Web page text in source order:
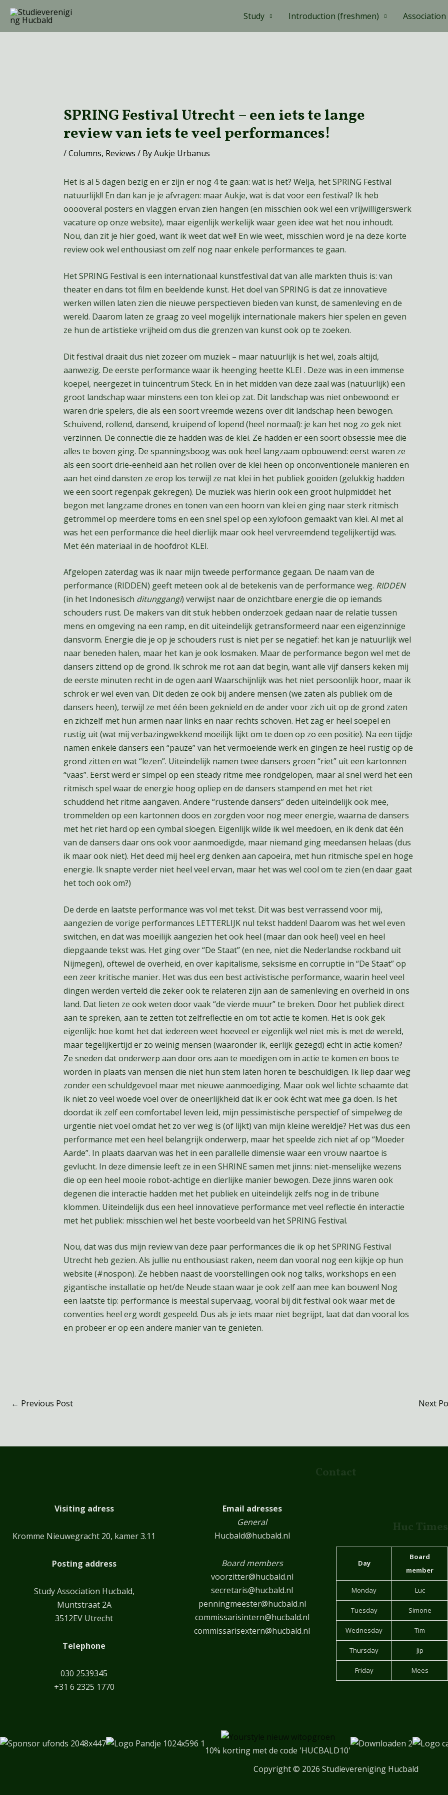
Skip
content
Study Introduction (freshmen) Association
SPRING Festival Utrecht – een iets te lange
review van iets te veel performances!
/Columns, Reviews / ByAukje Urbanus
Het is al 5 dagen bezig en er zijn er nog 4 te gaan: wat is het? Welja, het SPRING Festival
natuurlijk!! En dan kan je je afvragen: maar Aukje, wat is dat voor een festival? Ik heb
ooooveral posters en vlaggen ervan zien hangen (en misschien ook wel een vrijwilligerswerk
vacature op onze website), maar eigenlijk werkelijk waar geen idee wat het nou inhoudt.
Nou, dan zit je hier goed, want ik weet dat wel! En wie weet, misschien word je na deze korte
review ook wel enthousiast om zelf nog naar enkele performances te gaan.
Het SPRING Festival is een internationaal kunstfestival dat van alle markten thuis is: van
theater en dans tot film en beeldende kunst. Het doel van SPRING is dat ze innovatieve
werken willen laten zien die nieuwe perspectieven bieden van kunst, de samenleving en de
wereld. Daarom laten ze graag zo veel mogelijk internationale makers hier spelen en geven
ze hun de artistieke vrijheid om dus die grenzen van kunst ook op te zoeken.
Dit festival draait dus niet zozeer om muziek – maar natuurlijk is het wel, zoals altijd,
aanwezig. De eerste performance waar ik heenging heette KLEI . Deze was in een immense
koepel, neergezet in tuincentrum Steck. En in het midden van deze zaal was (natuurlijk) een
groot landschap waar minstens een ton klei op zat. Dit landschap was niet onbewoond: er
waren drie spelers, die als een soort vreemde wezens over dit landschap heen bewogen.
Schuivend, rollend, dansend, kruipend of lopend (heel normaal): je kan het nog zo gek niet
verzinnen. De connectie die ze hadden was de klei. Ze hadden er een soort obsessie mee die
alles te boven ging. De spanningsboog was ook heel langzaam opbouwend: eerst waren ze
als een soort drie-eenheid aan het rollen over de klei heen op onconventionele manieren en
aan het eind dansten ze erop los terwijl ze nat klei in het publiek gooiden (gelukkig hadden
we een soort regenpak gekregen). De muziek was hierin ook een groot hulpmiddel: het
begon met langzame drones en tonen van een hoorn van klei en ging naar sterk ritmisch
getrommel op meerdere toms en een snel spel op een xylofoon gemaakt van klei. Al met al
was het een performance die heel dierlijk maar ook heel vervreemdend tegelijkertijd was.
Met één materiaal in de hoofdrol: KLEI.
Afgelopen zaterdag was ik naar mijn tweede performance gegaan. De naam van de
performance (RIDDEN) geeft meteen ook al de betekenis van de performance weg. RIDDEN
(in het Indonesisch ditunggangi) verwijst naar de onzichtbare energie die op iemands
schouders rust. De makers van dit stuk hebben onderzoek gedaan naar de relatie tussen
mens en omgeving na een ramp, en dit uiteindelijk getransformeerd naar een eigenzinnige
dansvorm. Energie die je op je schouders rust is niet per se negatief: het kan je natuurlijk wel
naar beneden halen, maar het kan je ook losmaken. Maar de performance begon wel met de
dansers zittend op de grond. Ik schrok me rot aan dat begin, want alle vijf dansers keken mij
de eerste minuten recht in de ogen aan! Waarschijnlijk was het niet persoonlijk hoor, maar ik
schrok er wel even van. Dit deden ze ook bij andere mensen (we zaten als publiek om de
dansers heen), terwijl ze met één been geknield en de ander voor zich uit op de grond zaten
en zichzelf met hun armen naar links en naar rechts schoven. Het zag er heel soepel en
rustig uit (wat mij verbazingwekkend moeilijk lijkt om te doen op zo een positie). Na een tijdje
namen enkele dansers een “pauze” van het vermoeiende werk en gingen ze heel rustig op de
grond zitten en wat “lezen”. Uiteindelijk namen twee dansers groen “riet” uit een kartonnen
“vaas”. Eerst werd er simpel op een steady ritme mee rondgelopen, maar al snel werd het een
ritmisch spel waar de energie hoog opliep en de dansers stampend en met het riet
schuddend het ritme aangaven. Andere “rustende dansers” deden uiteindelijk ook mee,
trommelden op een kartonnen doos en zorgden voor nog meer energie, waarna de dansers
met het riet hard op een cymbal sloegen. Eigenlijk wilde ik wel meedoen, en ik denk dat één
van de dansers daar ons ook voor aanmoedigde, maar niemand ging meedansen helaas (dus
ik maar ook niet). Het deed mij heel erg denken aan capoeira, met hun ritmische spel en hoge
energie. Ik snapte verder niet heel veel ervan, maar het was wel cool om te zien (en daar gaat
het toch ook om?)
De derde en laatste performance was vol met tekst. Dit was best verrassend voor mij,
aangezien de vorige performances LETTERLIJK nul tekst hadden! Daarom was het wel even
switchen, en dat was moeilijk aangezien het ook heel (maar dan ook heel) veel en heel
diepgaande tekst was. Het ging over “De Staat” (en nee, niet die Nederlandse rockband uit
Nijmegen), oftewel de overheid, en over kapitalisme, seksisme en corruptie in “De Staat” op
een zeer kritische manier. Het was dus een best activistische performance, waarin heel veel
dingen werden verteld die zeker ook te relateren zijn aan de samenleving en overheid in ons
land. Dat lieten ze ook weten door vaak “de vierde muur” te breken. Door het publiek direct
aan te spreken, aan te zetten tot zelfreflectie en om tot actie te komen. Het is ook gek
eigenlijk: hoe komt het dat iedereen weet hoeveel er eigenlijk wel niet mis is met de wereld,
maar tegelijkertijd er zo weinig mensen (waaronder ik, eerlijk gezegd) echt in actie komen?
Ze sneden dat onderwerp aan door ons aan te moedigen om in actie te komen en boos te
worden in plaats van mensen die niet hun stem laten horen te beschuldigen. Ik liep daar weg
zonder een schuldgevoel maar met nieuwe aanmoediging. Maar ook wel lichte schaamte dat
ik niet zo veel woede voel over de oneerlijkheid dat ik er ook écht wat mee ga doen. Is het
doordat ik zelf een comfortabel leven leid, mijn pessimistische perspectief of simpelweg de
urgentie niet voel omdat het zo ver weg is (of lijkt) van mijn kleine wereldje? Het was dus een
performance met een heel belangrijk onderwerp, maar het speelde zich niet af op “Moeder
Aarde”. In plaats daarvan was het in een parallelle dimensie waar een vrouw naartoe is
gevlucht. In deze dimensie leeft ze in een SHRINE samen met jinns: niet-menselijke wezens
die op een heel mooie robot-achtige en dierlijke manier bewogen. Deze jinns waren ook
degenen die interactie hadden met het publiek en uiteindelijk zelfs nog in de tribune
klommen. Uiteindelijk dus een heel innovatieve performance met veel reflectie én interactie
met het publiek: misschien wel het beste voorbeeld van het SPRING Festival.
Nou, dat was dus mijn review van deze paar performances die ik op het SPRING Festival
Utrecht heb gezien. Als jullie nu enthousiast raken, neem dan vooral nog een kijkje op hun
website (#nospon). Ze hebben naast de voorstellingen ook nog talks, workshops en een
gigantische installatie op het/de Neude staan waar je ook zelf aan mee kan bouwen! Nog
een laatste tip: performance is meestal supervaag, vooral bij dit festival ook waar met de
conventies heel erg wordt gespeeld. Dus als je iets maar niet begrijpt, laat dat dan vooral los
en probeer er op een andere manier van te genieten.
← Previous Post Next
Contact
Visiting adress
Kromme Nieuwegracht 20, kamer 3.11
Posting address
Study Association Hucbald,
Muntstraat 2A
3512EV Utrecht
Telephone
030 2539345
+31 6 2325 1770
Email adresses
General
Hucbald@hucbald.nl
Board members
voorzitter@hucbald.nl
secretaris@hucbald.nl
penningmeester@hucbald.nl
commissarisintern@hucbald.nl
commissarisextern@hucbald.nl
Huc Times
Day
Board
member
Monday Luc
Tuesday Simone
Wednesday Tim
Thursday Jip
Friday Mees
10% korting met de code 'HUCBALD10'
Copyright© 2026 Studievereniging Hucbald